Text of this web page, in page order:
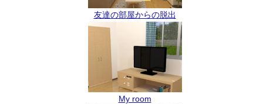
友達の部屋からの脱出
My room